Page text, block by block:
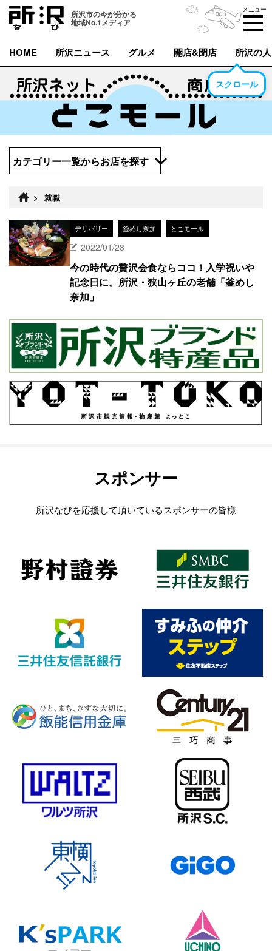
所沢市の今が分かる
地域No.1メディア
メニュー
HOME 所沢ニュース グルメ 開店&閉店 所沢の人
スクロール
カテゴリー一覧からお店を探す
> 就職
デリバリー 釜めし奈加 とこモール
2022/01/28
今の時代の贅沢会食ならココ！入学祝いや
記念日に。所沢・狭山ヶ丘の老舗「釜めし
奈加」
スポンサー
所沢なびを応援して頂いているスポンサーの皆様